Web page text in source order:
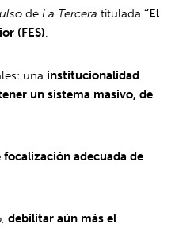
deLa Tercera titulada“El
(FES).
una institucionalidad
un sistema masivo, de
focalización adecuada de
debilitar aún más el